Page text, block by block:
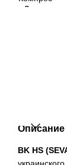
Описание
BK HS